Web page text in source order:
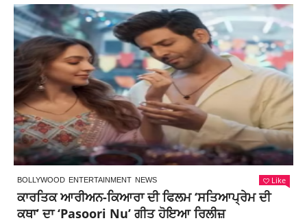
BOLLYWOOD ENTERTAINMENT NEWS Like
ਕਾਰਤਿਕ ਆਰੀਅਨ-ਕਿਆਰਾ ਦੀ ਫਿਲਮ ‘ਸਤਿਆਪ੍ਰੇਮ ਦੀ
ਕਥਾ’ ਦਾ ‘Pasoori Nu’ ਗੀਤ ਹੋਇਆ ਰਿਲੀਜ਼